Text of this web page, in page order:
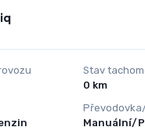
Stav
0 km
Manuální/